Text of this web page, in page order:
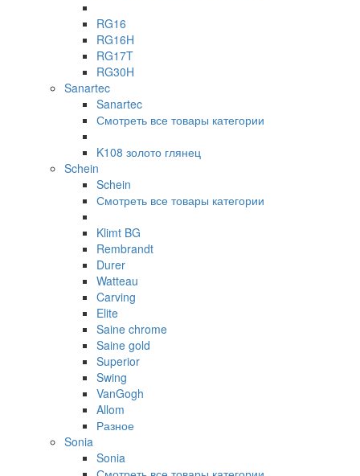
RG16
RG16H
RG17T
RG30H
Sanartec
Sanartec
Смотреть все товары категории
K108 золото глянец
Schein
Schein
Смотреть все товары категории
Klimt BG
Rembrandt
Durer
Watteau
Carving
Elite
Saine chrome
Saine gold
Superior
Swing
VanGogh
Allom
Разное
Sonia
Sonia